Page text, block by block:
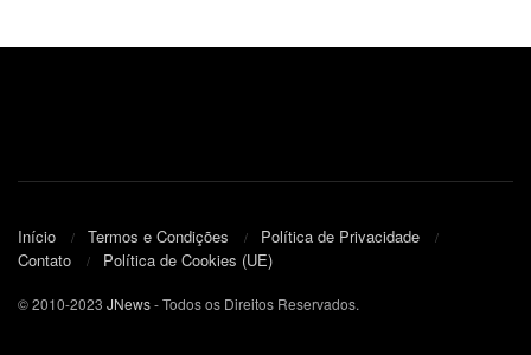
Início Termos e Condições
Política de Privacidade
Contato
Política de Cookies (UE)
© 2010-2023 JNews- Todos os Direitos Reservados.